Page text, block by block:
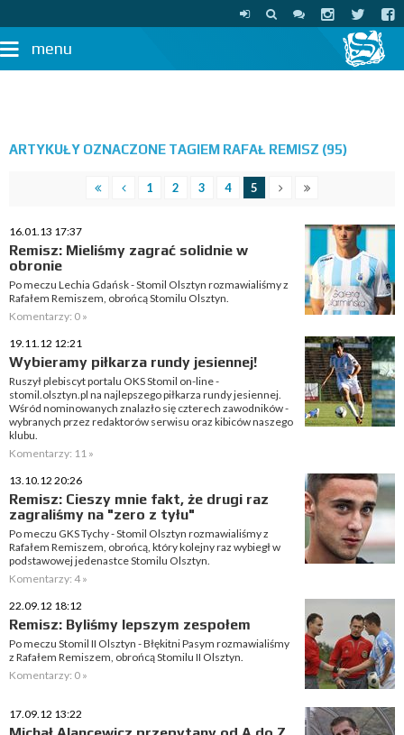
menu
ARTYKUŁY OZNACZONE TAGIEM RAFAŁ REMISZ (95)
1 2 3 4 5
16.01.13 17:37
Remisz: Mieliśmy zagrać solidnie w
obronie
Po meczu Lechia Gdańsk - Stomil Olsztyn rozmawialiśmy z
Rafałem Remiszem, obrońcą Stomilu Olsztyn.
Komentarzy: 0 »
19.11.12 12:21
Wybieramy piłkarza rundy jesiennej!
Ruszył plebiscyt portalu OKS Stomil on-line -
stomil.olsztyn.pl na najlepszego piłkarza rundy jesiennej.
Wśród nominowanych znalazło się czterech zawodników -
wybranych przez redaktorów serwisu oraz kibiców naszego
klubu.
Komentarzy: 11 »
13.10.12 20:26
Remisz: Cieszy mnie fakt, że drugi raz
zagraliśmy na "zero z tyłu"
Po meczu GKS Tychy - Stomil Olsztyn rozmawialiśmy z
Rafałem Remiszem, obrońcą, który kolejny raz wybiegł w
podstawowej jedenastce Stomilu Olsztyn.
Komentarzy: 4 »
22.09.12 18:12
Remisz: Byliśmy lepszym zespołem
Po meczu Stomil II Olsztyn - Błękitni Pasym rozmawialiśmy
z Rafałem Remiszem, obrońcą Stomilu II Olsztyn.
Komentarzy: 0 »
17.09.12 13:22